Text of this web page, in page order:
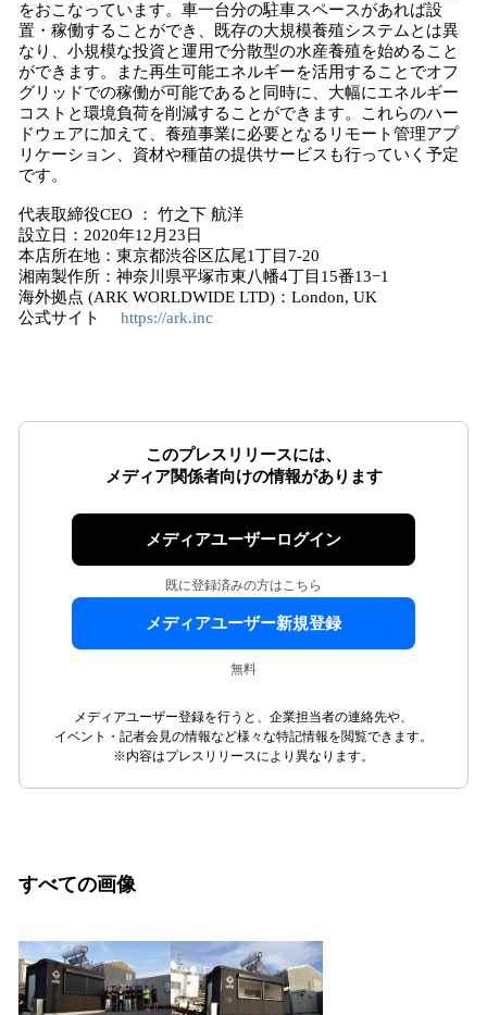
をおこなっています。車一台分の駐車スペースがあれば設
置・稼働することができ、既存の大規模養殖システムとは異
なり、小規模な投資と運用で分散型の水産養殖を始めること
ができます。また再生可能エネルギーを活用することでオフ
グリッドでの稼働が可能であると同時に、大幅にエネルギー
コストと環境負荷を削減することができます。これらのハー
ドウェアに加えて、養殖事業に必要となるリモート管理アプ
リケーション、資材や種苗の提供サービスも行っていく予定
です。
代表取締役CEO ： 竹之下 航洋
設立日：2020年12月23日
本店所在地：東京都渋谷区広尾1丁目7-20
湘南製作所：神奈川県平塚市東八幡4丁目15番13−1
海外拠点 (ARK WORLDWIDE LTD)：London, UK
公式サイト https://ark.inc
このプレスリリースには、
メディア関係者向けの情報があります
メディアユーザーログイン
既に登録済みの方はこちら
メディアユーザー新規登録
無料
メディアユーザー登録を行うと、企業担当者の連絡先や、
イベント・記者会見の情報など様々な特記情報を閲覧できます。
※内容はプレスリリースにより異なります。
すべての画像